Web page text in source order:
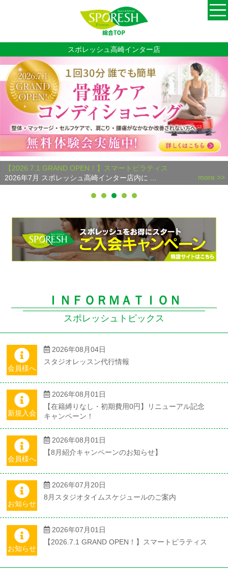
スポレッシュ高崎インター店
【2026.7.1 GRAND OPEN！】スマートピラティス
2026年7月 スポレッシュ高崎インター店内に ...
more >>
ＩＮＦＯＲＭＡＴＩＯＮ
スポレッシュトピックス
会員様へ
2026年08月04日
スタジオレッスン代行情報
新規入会
2026年08月01日
【在籍縛りなし・初期費用0円】リニューアル記念
キャンペーン！
会員様へ
2026年08月01日
【8月紹介キャンペーンのお知らせ】
お知らせ
2026年07月20日
8月スタジオタイムスケジュールのご案内
お知らせ
2026年07月01日
【2026.7.1 GRAND OPEN！】スマートピラティス